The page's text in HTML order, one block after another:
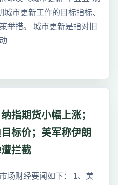
城市更新工作的目标指标、
举措。 城市更新是指对旧
指期货小幅上涨；
标价；美军称伊朗
拦截
场财经要闻如下： 1、美